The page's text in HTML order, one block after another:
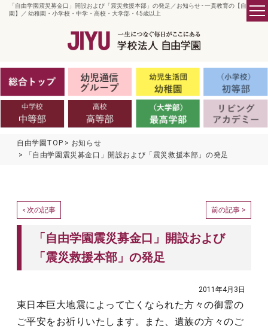
「自由学園震災募金口」開設および「震災救援本部」の発足／お知らせ - 一貫教育の【自由学
園】／ 幼稚園・小学校・中学・高校・大学部・45歳以上
自由学園TOP
お知らせ
「自由学園震災募金口」開設および「震災救援本部」の発足
< 次の記事 前の記事 >
「自由学園震災募金口」開設および
「震災救援本部」の発足
2011年4月3日
東日本巨大地震によって亡くなられた方々の御霊の
ご平安をお祈りいたします。また、遺族の方々のご